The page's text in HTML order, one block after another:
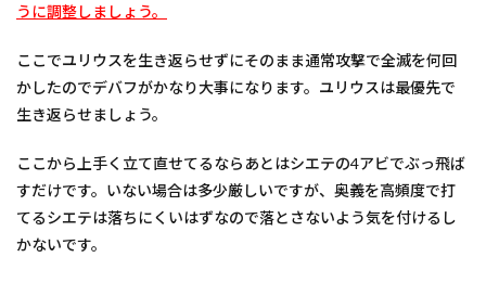
うに調整しましょう。
ここでユリウスを生き返らせずにそのまま通常攻撃で全滅を何回
かしたのでデバフがかなり大事になります。ユリウスは最優先で
生き返らせましょう。
ここから上手く立て直せてるならあとはシエテの4アビでぶっ飛ば
すだけです。いない場合は多少厳しいですが、奥義を高頻度で打
てるシエテは落ちにくいはずなので落とさないよう気を付けるし
かないです。